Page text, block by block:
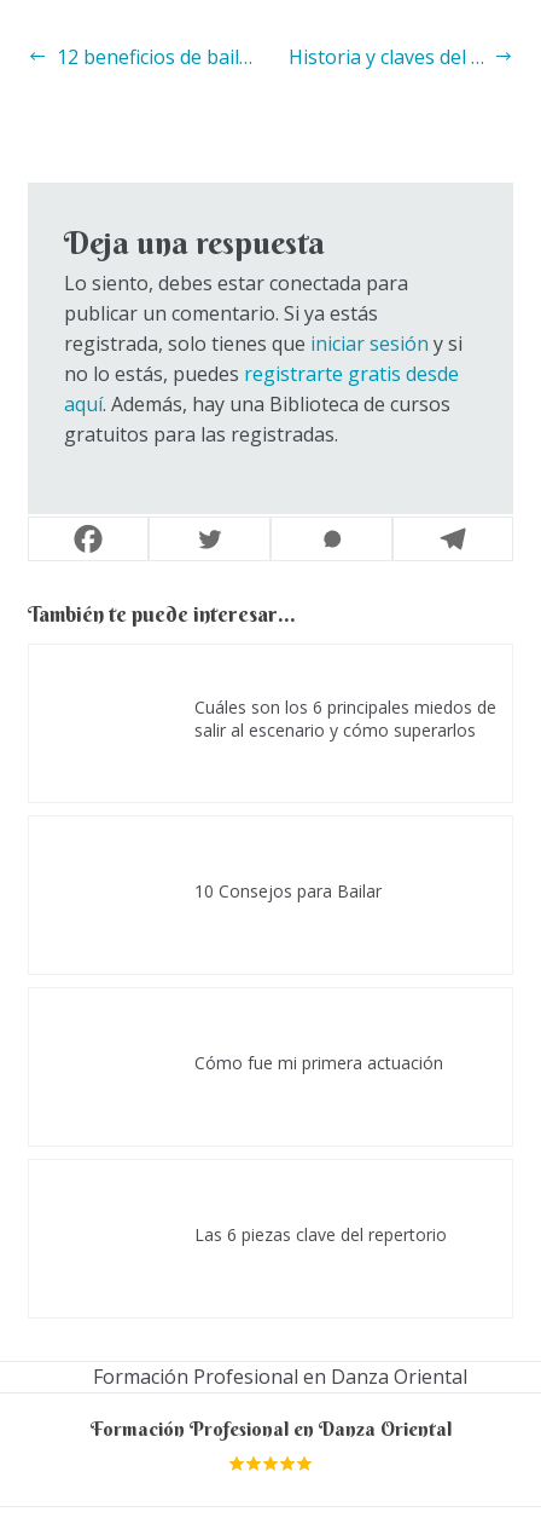
Navegación
Anterior:
12 beneficios de bailar danza oriental Siguiente:
Historia y claves del estilo Shaabi
Deja una respuesta
Lo siento, debes estar conectada para
publicar un comentario. Si ya estás
registrada, solo tienes que iniciar sesión y si
no lo estás, puedes registrarte gratis desde
aquí. Además, hay una Biblioteca de cursos
gratuitos para las registradas.
También te puede interesar...
Cuáles son los 6 principales miedos de
salir al escenario y cómo superarlos
10 Consejos para Bailar
Cómo fue mi primera actuación
Las 6 piezas clave del repertorio
Formación Profesional en Danza Oriental